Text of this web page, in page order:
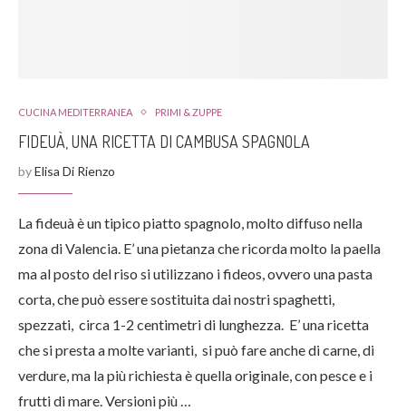
CUCINA MEDITERRANEA PRIMI & ZUPPE
FIDEUÀ, UNA RICETTA DI CAMBUSA SPAGNOLA
byElisa Di Rienzo
La fideuà è un tipico piatto spagnolo, molto diffuso nella
zona di Valencia. E’ una pietanza che ricorda molto la paella
ma al posto del riso si utilizzano i fideos, ovvero una pasta
corta, che può essere sostituita dai nostri spaghetti,
spezzati, circa 1-2 centimetri di lunghezza. E’ una ricetta
che si presta a molte varianti, si può fare anche di carne, di
verdure, ma la più richiesta è quella originale, con pesce e i
frutti di mare. Versioni più …